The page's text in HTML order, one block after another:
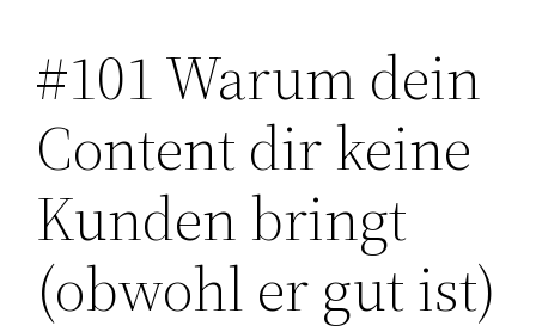
Zum
Inhalt
springen
#101 Warum dein
Content dir keine
Kunden bringt
(obwohl er gut ist)